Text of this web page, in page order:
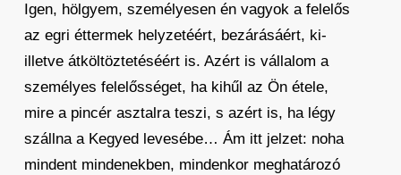
Igen, hölgyem, személyesen én vagyok a felelős
az egri éttermek helyzetéért, bezárásáért, ki-
illetve átköltöztetéséért is. Azért is vállalom a
személyes felelősséget, ha kihűl az Ön étele,
mire a pincér asztalra teszi, s azért is, ha légy
szállna a Kegyed levesébe… Ám itt jelzet: noha
mindent mindenekben, mindenkor meghatározó